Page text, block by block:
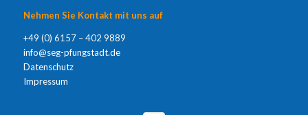
Nehmen Sie Kontakt mit uns auf
+49 (0) 6157 – 402 9889
info@seg-pfungstadt.de
Datenschutz
Impressum